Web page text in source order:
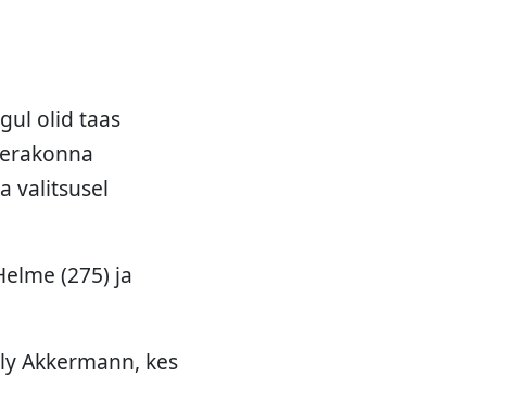
olid taas
valitsusel
(275) ja
Akkermann, kes